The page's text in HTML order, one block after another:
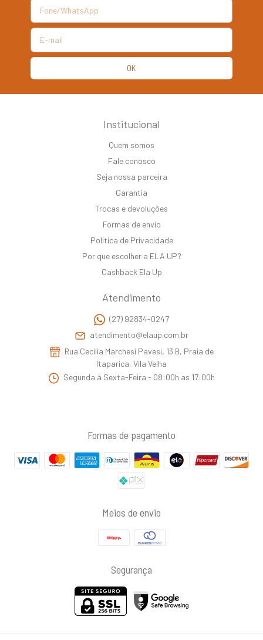
Institucional
Quem somos
Fale conosco
Seja nossa parceira
Garantia
Trocas e devoluções
Formas de envio
Politica de Privacidade
Por que escolher a ELA UP?
Cashback Ela Up
Atendimento
(27) 92834-0247
atendimento@elaup.com.br
Rua Cecilia Marchesi Pavesi, 13 B, Praia de
Itaparica, Vila Velha
Segunda à Sexta-Feira - 08:00h as 17:00h
Formas de pagamento
Meios de envio
Segurança